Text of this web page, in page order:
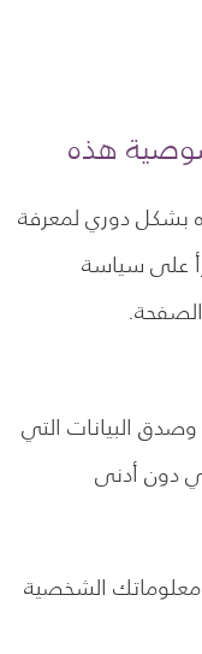
هذه
بشكل دوري لمعرفة
على سياسة
البيانات التي
دون أدنى
الشخصية